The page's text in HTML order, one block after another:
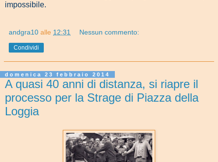
impossibile.
andgra10 alle 12:31 Nessun commento:
Condividi
domenica 23 febbraio 2014
A quasi 40 anni di distanza, si riapre il
processo per la Strage di Piazza della
Loggia